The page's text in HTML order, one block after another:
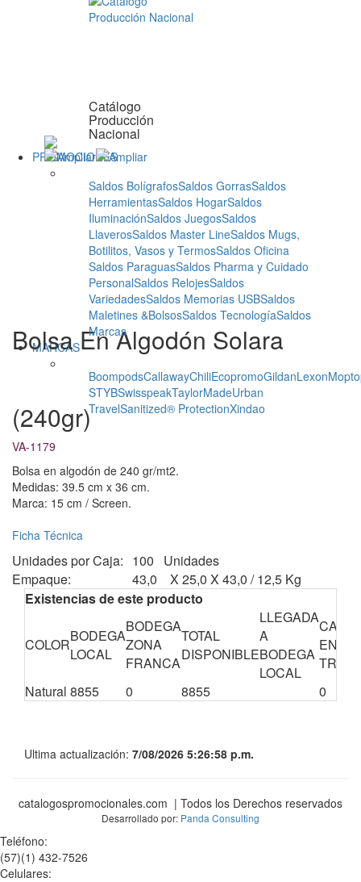
Catálogo
Producción
Nacional
PROMOCIONES
Saldos BolígrafosSaldos GorrasSaldos
HerramientasSaldos HogarSaldos
IluminaciónSaldos JuegosSaldos
LlaverosSaldos Master LineSaldos Mugs,
Botilitos, Vasos y TermosSaldos Oficina
Saldos ParaguasSaldos Pharma y Cuidado
PersonalSaldos RelojesSaldos
VariedadesSaldos Memorias USBSaldos
Maletines &BolsosSaldos TecnologíaSaldos
Marcas
MARCAS
BoompodsCallawayChiliEcopromoGildanLexon
STYBSwisspeakTaylorMadeUrban
TravelSanitized® ProtectionXindao
Bolsa En Algodón Solara
(240gr)
VA-1179
Bolsa en algodón de 240 gr/mt2.
Medidas: 39.5 cm x 36 cm.
Marca: 15 cm / Screen.
Ficha Técnica
Unidades por Caja: 100 Unidades
Empaque:
43,0 X 25,0 X 43,0 / 12,5 Kg
Existencias de este producto
COLORBODEGA
LOCAL
BODEGA
ZONA
FRANCA
TOTAL
DISPONIBLE
LLEGADA
A
BODEGA
LOCAL
EN
Natural 8855 0 8855 0
Ultima actualización: 7/08/2026 5:26:58 p.m.
catalogospromocionales.com | Todos los Derechos reservados
Desarrollado por: Panda Consulting
Teléfono:
(57)(1) 432-7526
Celulares: